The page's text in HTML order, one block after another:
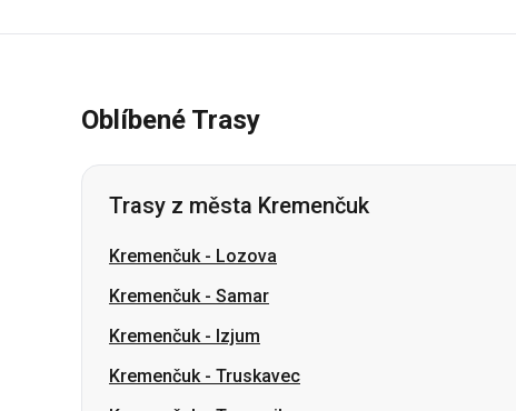
Lozova
Kremenčuk-Izjum
Kremenčuk-Truskavec
Kremenčuk-Ternopil
Kremenčuk-Charkov
Kremenčuk-Stryj